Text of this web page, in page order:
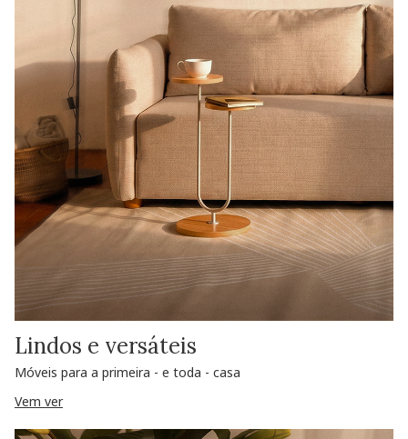
Lindos e versáteis
Móveis para a primeira - e toda - casa
Vem ver